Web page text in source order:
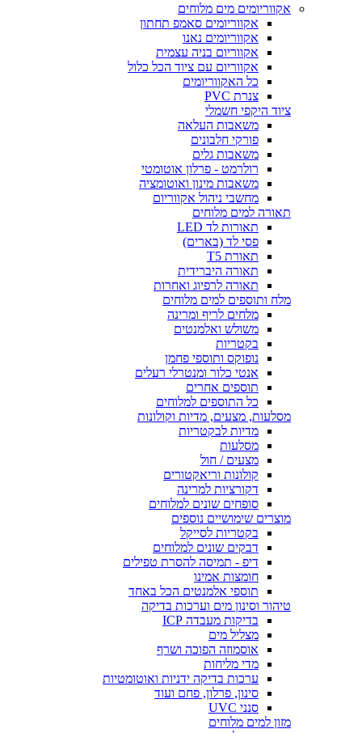
אקווריומים מים מלוחים
אקווריומים סאמפ תחתון
אקווריומים נאנו
אקווריום בניה עצמית
אקווריום עם ציוד הכל כלול
כל האקווריומים
צנרת PVC
ציוד היקפי חשמלי
משאבות העלאה
פורקי חלבונים
משאבות גלים
רולרמט - פרלון אוטומטי
משאבות מינון ואוטומציה
מחשבי ניהול אקווריום
תאורה למים מלוחים
תאורות לד LED
פסי לד (בארים)
תאורת T5
תאורה היברידית
תאורה לרפיוג ואחרות
מלח ותוספים למים מלוחים
מלחים לריף ומרינה
משולש ואלמנטים
בקטריות
נופוקס ותוספי פחמן
אנטי כלור ומנטרלי רעלים
תוספים אחרים
כל התוספים למלוחים
מסלעות, מצעים, מדיות וקולונות
מדיות לבקטריות
מסלעות
מצעים / חול
קולונות וריאקטורים
דקורציות למרינה
סופחים שונים למלוחים
מוצרים שימושיים נוספים
בקטריות לסייקל
דבקים שונים למלוחים
דיפ - תמיסה להסרת טפילים
חומצות אמינו
תוספי אלמנטים הכל באחד
טיהור וסינון מים וערכות בדיקה
בדיקות מעבדה ICP
מצליל מים
אוסמוזה הפוכה ושרף
מדי מליחות
ערכות בדיקה ידניות ואוטומטיות
סינון, פרלון, פחם ועוד
סנני UVC
מזון למים מלוחים